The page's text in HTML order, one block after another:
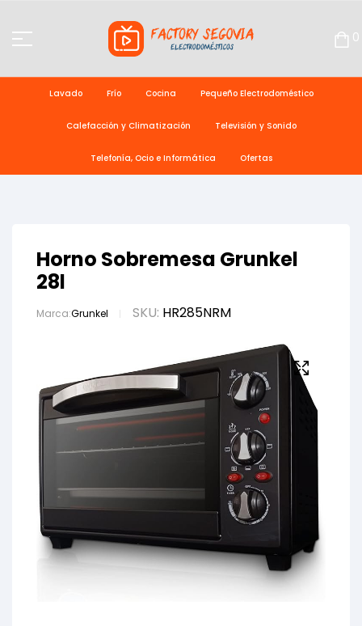
0
Lavado Frío Cocina Pequeño Electrodoméstico
Calefacción y Climatización Televisión y Sonido
Telefonía, Ocio e Informática Ofertas
Horno Sobremesa Grunkel
28l
Marca:Grunkel SKU: HR285NRM